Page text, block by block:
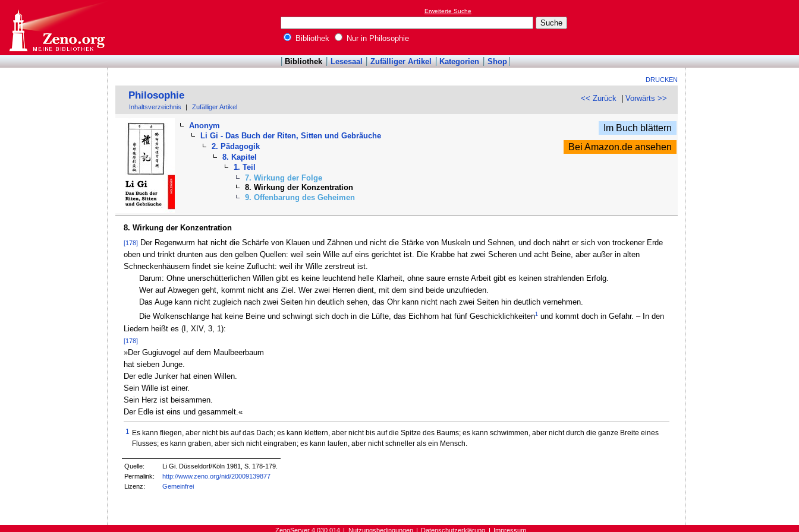
Erweiterte Suche
Bibliothek Nur in Philosophie
Bibliothek Lesesaal Zufälliger Artikel Kategorien Shop
DRUCKEN
<< Zurück |Vorwärts >>
Philosophie
Inhaltsverzeichnis Zufälliger Artikel
Anonym
Li Gi - Das Buch der Riten, Sitten und Gebräuche
2. Pädagogik
8. Kapitel
1. Teil
7. Wirkung der Folge
8. Wirkung der Konzentration
9. Offenbarung des Geheimen
Im Buch blättern
Bei Amazon.de ansehen
8. Wirkung der Konzentration
[178]Der Regenwurm hat nicht die Schärfe von Klauen und Zähnen und nicht die Stärke von Muskeln und Sehnen, und doch nährt er sich von trockener Erde
oben und trinkt drunten aus den gelben Quellen: weil sein Wille auf eins gerichtet ist. Die Krabbe hat zwei Scheren und acht Beine, aber außer in alten
Schneckenhäusern findet sie keine Zuflucht: weil ihr Wille zerstreut ist.
Darum: Ohne unerschütterlichen Willen gibt es keine leuchtend helle Klarheit, ohne saure ernste Arbeit gibt es keinen strahlenden Erfolg.
Wer auf Abwegen geht, kommt nicht ans Ziel. Wer zwei Herren dient, mit dem sind beide unzufrieden.
Das Auge kann nicht zugleich nach zwei Seiten hin deutlich sehen, das Ohr kann nicht nach zwei Seiten hin deutlich vernehmen.
Die Wolkenschlange hat keine Beine und schwingt sich doch in die Lüfte, das Eichhorn hat fünf Geschicklichkeiten1 und kommt doch in Gefahr. – In den
Liedern heißt es (I, XIV, 3, 1):
[178]
»Der Gugiuvogel auf dem Maulbeerbaum
hat sieben Junge.
Der edle Junker hat einen Willen.
Sein Wille ist einer.
Sein Herz ist beisammen.
Der Edle ist eins und gesammelt.«
1 Es kann fliegen, aber nicht bis auf das Dach; es kann klettern, aber nicht bis auf die Spitze des Baums; es kann schwimmen, aber nicht durch die ganze Breite eines
Flusses; es kann graben, aber sich nicht eingraben; es kann laufen, aber nicht schneller als ein Mensch.
Quelle:
Li Gi. Düsseldorf/Köln 1981, S. 178-179.
Permalink:
http://www.zeno.org/nid/20009139877
Lizenz:
Gemeinfrei
ZenoServer 4.030.014 Nutzungsbedingungen Datenschutzerklärung Impressum